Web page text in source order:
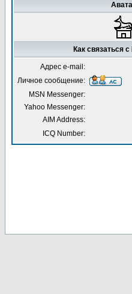
Как связаться
Адрес e-mail:
Личное сообщение:
MSN Messenger:
Yahoo Messenger:
AIM Address:
ICQ Number: